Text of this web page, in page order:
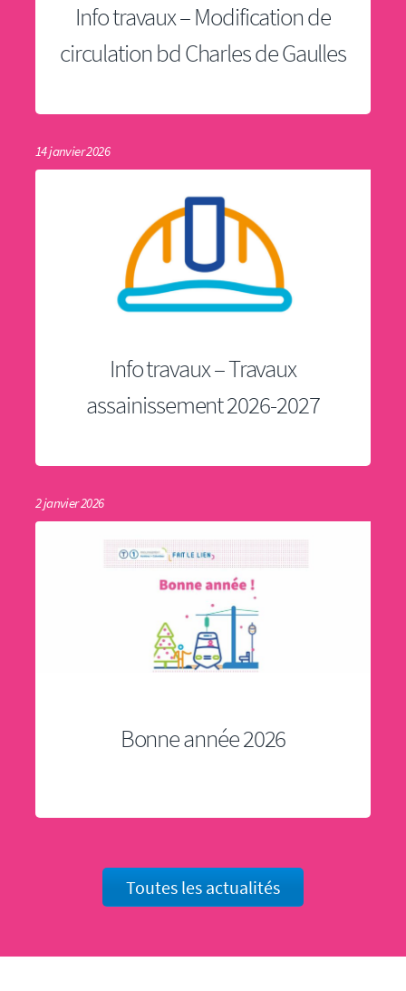
Info travaux – Modification de
circulation bd Charles de Gaulles
14 janvier 2026
Info travaux – Travaux
assainissement 2026-2027
2 janvier 2026
Bonne année 2026
Toutes les actualités